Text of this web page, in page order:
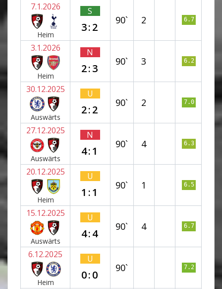
7.1.2026
Heim
S
3:2
90` 2 6.7
3.1.2026
Heim
N
2:3
90` 3 6.2
30.12.2025
Auswärts
U
2:2
90` 2 7.0
27.12.2025
Auswärts
N
4:1
90` 4 6.3
20.12.2025
Heim
U
1:1
90` 1 6.5
15.12.2025
Auswärts
U
4:4
90` 4 6.7
6.12.2025
Heim
U
0:0
90` 7.2